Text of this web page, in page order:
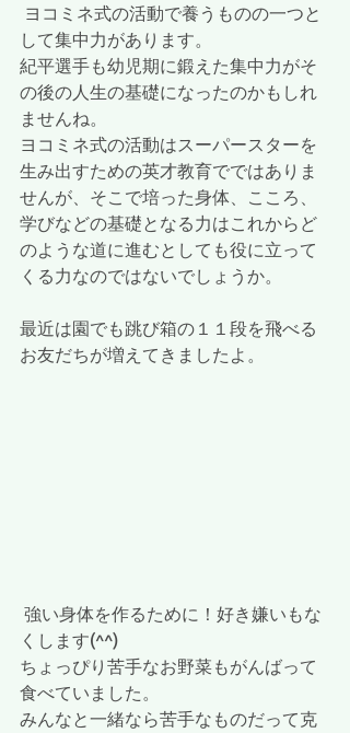
して集中力があります。
紀平選手も幼児期に鍛えた集中力がそ
の後の人生の基礎になったのかもしれ
ませんね。
ヨコミネ式の活動はスーパースターを
生み出すための英才教育でではありま
せんが、そこで培った身体、こころ、
学びなどの基礎となる力はこれからど
のような道に進むとしても役に立って
くる力なのではないでしょうか。
最近は園でも跳び箱の１１段を飛べる
お友だちが増えてきましたよ。
くします(^^)
ちょっぴり苦手なお野菜もがんばって
食べていました。
みんなと一緒なら苦手なものだって克